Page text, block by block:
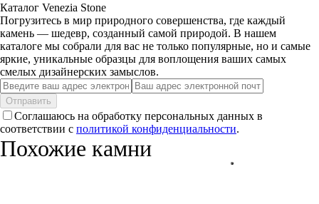
Каталог Venezia Stone
Погрузитесь в мир природного совершенства, где каждый
камень — шедевр, созданный самой природой. В нашем
каталоге мы собрали для вас не только популярные, но и самые
яркие, уникальные образцы для воплощения ваших самых
смелых дизайнерских замыслов.
Отправить
Соглашаюсь на обработку персональных данных в
соответствии с политикой конфиденциальности.
Похожие камни